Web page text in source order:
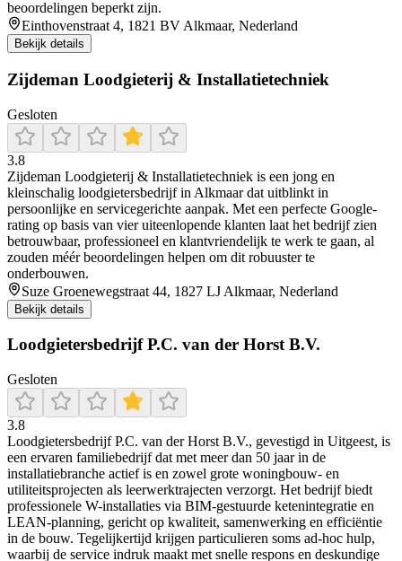
beoordelingen beperkt zijn.
Einthovenstraat 4, 1821 BV Alkmaar, Nederland
Bekijk details
Zijdeman Loodgieterij & Installatietechniek
Gesloten
3.8
Zijdeman Loodgieterij & Installatietechniek is een jong en
kleinschalig loodgietersbedrijf in Alkmaar dat uitblinkt in
persoonlijke en servicegerichte aanpak. Met een perfecte Google-
rating op basis van vier uiteenlopende klanten laat het bedrijf zien
betrouwbaar, professioneel en klantvriendelijk te werk te gaan, al
zouden méér beoordelingen helpen om dit robuuster te
onderbouwen.
Suze Groenewegstraat 44, 1827 LJ Alkmaar, Nederland
Bekijk details
Loodgietersbedrijf P.C. van der Horst B.V.
Gesloten
3.8
Loodgietersbedrijf P.C. van der Horst B.V., gevestigd in Uitgeest, is
een ervaren familiebedrijf dat met meer dan 50 jaar in de
installatiebranche actief is en zowel grote woningbouw- en
utiliteitsprojecten als leerwerktrajecten verzorgt. Het bedrijf biedt
professionele W-installaties via BIM-gestuurde ketenintegratie en
LEAN-planning, gericht op kwaliteit, samenwerking en efficiëntie
in de bouw. Tegelijkertijd krijgen particulieren soms ad-hoc hulp,
waarbij de service indruk maakt met snelle respons en deskundige